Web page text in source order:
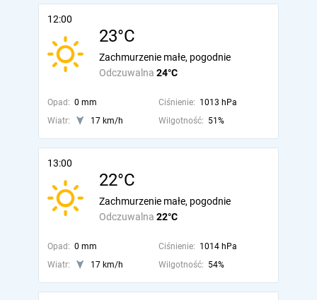
12:00
23°C
Odczuwalna 24°C
Zachmurzenie małe, pogodnie
Opad: 0 mm Ciśnienie: 1013 hPa
Wiatr:
17 km/h Wilgotność: 51%
13:00
22°C
Odczuwalna 22°C
Zachmurzenie małe, pogodnie
Opad: 0 mm Ciśnienie: 1014 hPa
Wiatr:
17 km/h Wilgotność: 54%